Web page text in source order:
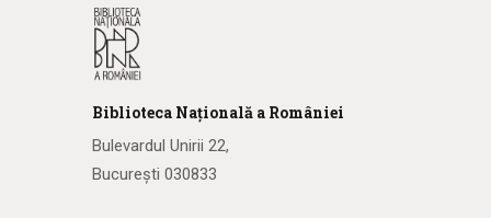
Biblioteca Națională a României
Bulevardul Unirii 22,
București 030833